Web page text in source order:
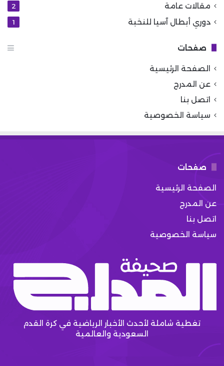
مقالات عامة 2
دوري أبطال آسيا للنخبة 1
صفحات
الصفحة الرئيسية
عن المدرج
اتصل بنا
سياسة الخصوصية
صفحات
الصفحة الرئيسية
عن المدرج
اتصل بنا
سياسة الخصوصية
تغطية شاملة لأحدث الأخبار الرياضية في كرة القدم
السعودية والعالمية